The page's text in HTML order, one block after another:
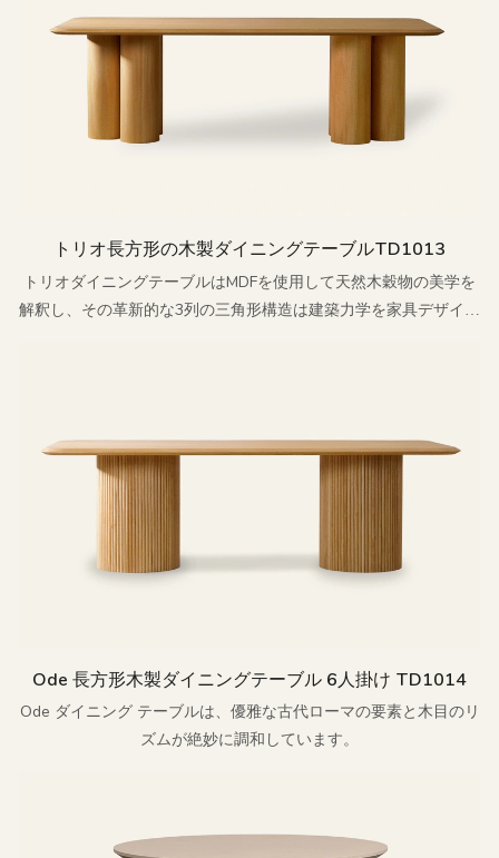
トリオ長方形の木製ダイニングテーブルTD1013
トリオダイニングテーブルはMDFを使用して天然木穀物の美学を
解釈し、その革新的な3列の三角形構造は建築力学を家具デザイン
Ode 長方形木製ダイニングテーブル 6人掛け TD1014
Ode ダイニング テーブルは、優雅な古代ローマの要素と木目のリ
ズムが絶妙に調和しています。